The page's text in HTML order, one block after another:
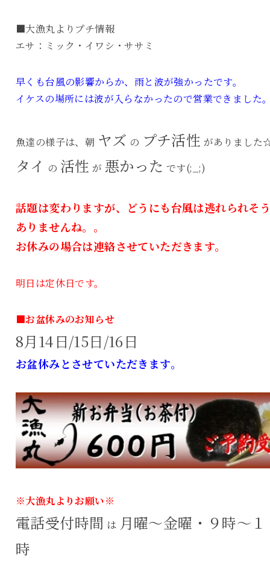
■大漁丸よりプチ情報
エサ：ミック・イワシ・ササミ
早くも台風の影響からか、雨と波が強かったです。
イケスの場所には波が入らなかったので営業できました
魚達の様子は、朝 ヤズ の プチ活性 がありました
タイ の 活性 が 悪かった です(;_;)
話題は変わりますが、どうにも台風は逃れられそ
ありませんね。。
お休みの場合は連絡させていただきます。
明日は定休日です。
■お盆休みのお知らせ
8月14日/15日/16日
お盆休みとさせていただきます。
※大漁丸よりお願い※
電話受付時間 は 月曜～金曜・９時～
時